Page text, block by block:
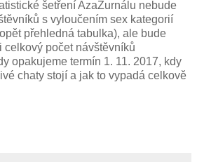
šetření AzaŽurnálu nebude
s vyloučením sex kategorií
přehledná tabulka), ale bude
počet návštěvníků
opakujeme termín 1. 11. 2017, kdy
chaty stojí a jak to vypadá celkově